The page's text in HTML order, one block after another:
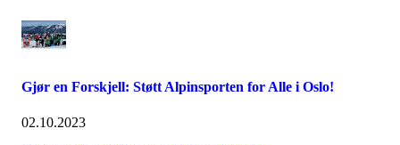
Gjør en Forskjell: Støtt Alpinsporten for Alle i Oslo!
02.10.2023